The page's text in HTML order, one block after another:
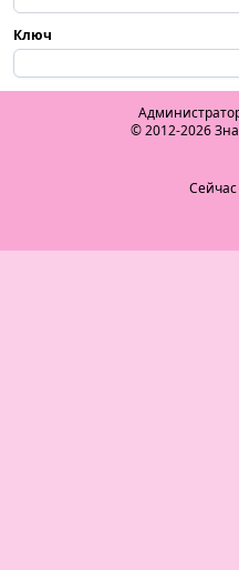
Ключ
© 2012-2026
Сейчас